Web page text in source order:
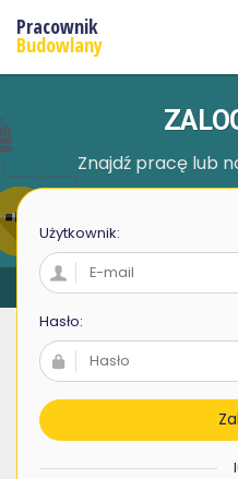
Pracownik
Budowlany
Znajdź pracę lub
Użytkownik:
Hasło: